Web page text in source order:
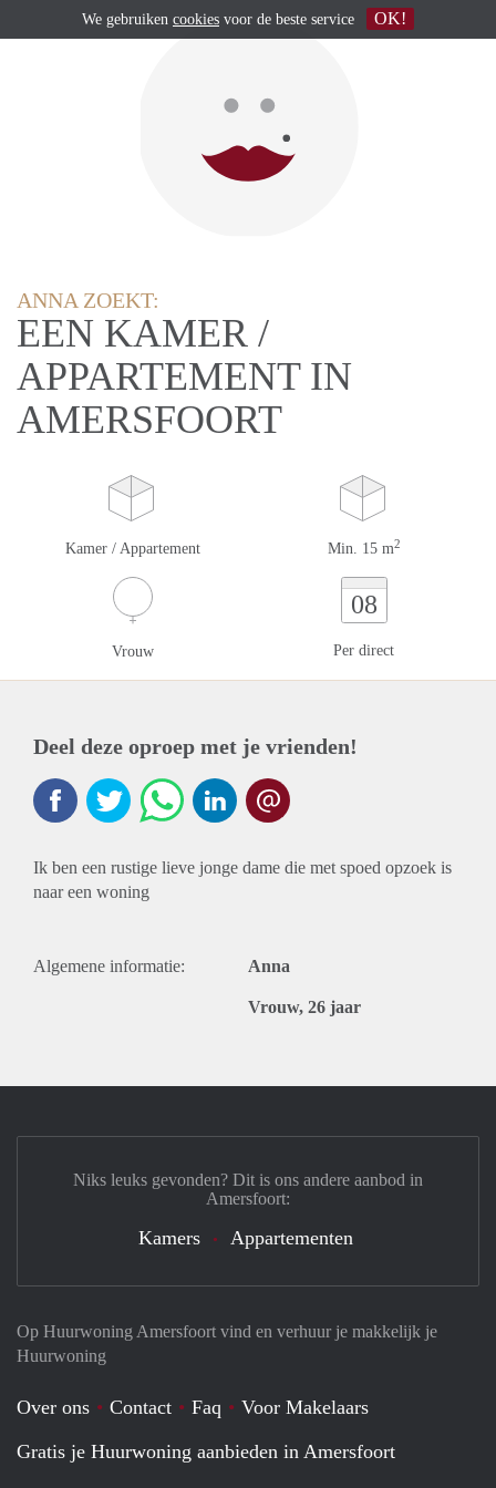
ANNA ZOEKT:
EEN KAMER /
APPARTEMENT IN
AMERSFOORT
Kamer / Appartement Min. 15 m2
Vrouw
08
Per direct
Deel deze oproep met je vrienden!
Ik ben een rustige lieve jonge dame die met spoed opzoek is
naar een woning
Algemene informatie: Anna
Vrouw, 26 jaar
Op Huurwoning Amersfoort vind en verhuur je makkelijk je
Huurwoning
Over ons Contact Faq
Voor Makelaars
Gratis je Huurwoning aanbieden in Amersfoort
Niks leuks gevonden? Dit is ons andere aanbod in
Amersfoort:
Kamers Appartementen
We gebruiken cookies voor de beste service OK!